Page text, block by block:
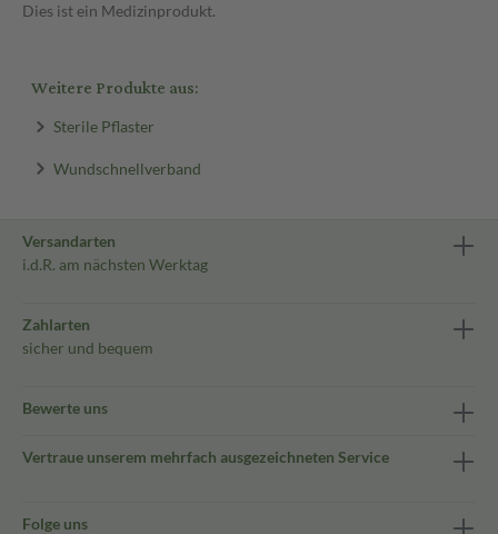
Dies ist ein Medizinprodukt.
Weitere Produkte aus:
Sterile Pflaster
Wundschnellverband
Versandarten
i.d.R. am nächsten Werktag
Zahlarten
sicher und bequem
Bewerte uns
Vertraue unserem mehrfach ausgezeichneten Service
Folge uns